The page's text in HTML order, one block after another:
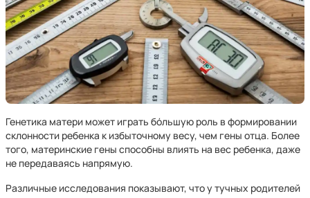
Генетика матери может играть бóльшую роль в формировании
склонности ребенка к избыточному весу, чем гены отца. Более
того, материнские гены способны влиять на вес ребенка, даже
не передаваясь напрямую.
Различные исследования показывают, что у тучных родителей